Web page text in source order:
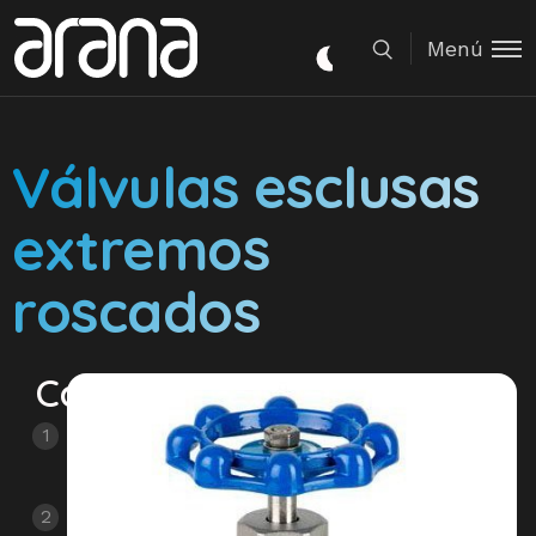
Menú
Válvulas esclusas
extremos
roscados
Características